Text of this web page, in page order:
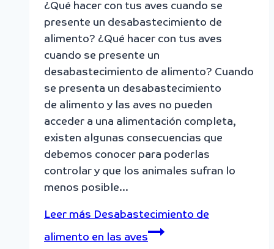
¿Qué hacer con tus aves cuando se
presente un desabastecimiento de
alimento? ¿Qué hacer con tus aves
cuando se presente un
desabastecimiento de alimento? Cuando
se presenta un desabastecimiento
de alimento y las aves no pueden
acceder a una alimentación completa,
existen algunas consecuencias que
debemos conocer para poderlas
controlar y que los animales sufran lo
menos posible…
Leer más Desabastecimiento de
alimento en las aves